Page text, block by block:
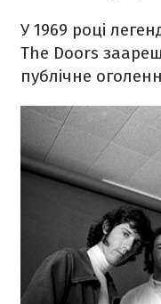
У 1969 році
The Doors
публічне